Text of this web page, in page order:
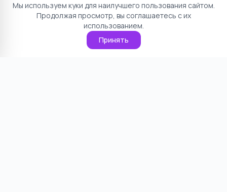
Мы используем куки для наилучшего пользования сайтом.
Продолжая просмотр, вы соглашаетесь с их
использованием.
Принять